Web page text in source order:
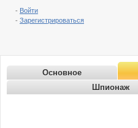
- Войти
- Зарегистрироваться
Основное
Шпионаж